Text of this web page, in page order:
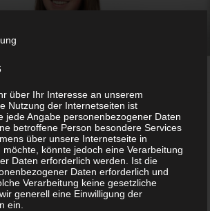
ob wir nicht das finden konnten,
hast. Möglicherweise hilft eine Suche.
über Ihr Interesse an unserem
Nutzung der Internetseiten ist
jede Angabe personenbezogener Daten
betroffene Person besondere Services
über unsere Internetseite in
könnte jedoch eine Verarbeitung
Daten erforderlich werden. Ist die
Daten erforderlich und
Verarbeitung keine gesetzliche
generell eine Einwilligung der
ein.